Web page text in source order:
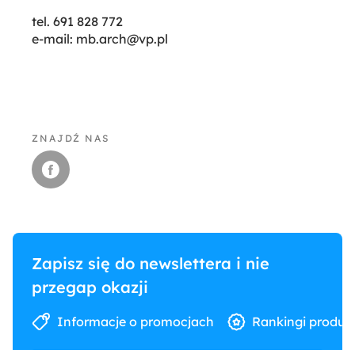
tel. 691 828 772
e-mail: mb.arch@vp.pl
ZNAJDŹ NAS
Zapisz się do newslettera i nie
przegap okazji
Informacje o promocjach Rankingi